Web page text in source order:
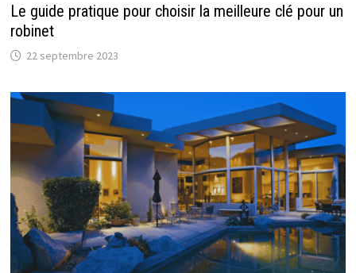
Le guide pratique pour choisir la meilleure clé pour un
robinet
22 septembre 2023